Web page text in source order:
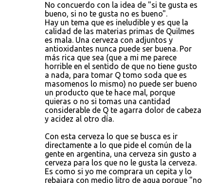
No concuerdo con la idea de "si te gusta es
bueno, si no te gusta no es bueno".
Hay un tema que es ineludible y es que la
calidad de las materias primas de Quilmes
es mala. Una cerveza con adjuntos y
antioxidantes nunca puede ser buena. Por
más rica que sea (que a mi me parece
horrible en el sentido de que no tiene gusto
a nada, para tomar Q tomo soda que es
masomenos lo mismo) no puede ser bueno
un producto que te hace mal, porque
quieras o no si tomas una cantidad
considerable de Q te agarra dolor de cabeza
y acidez al otro día.
Con esta cerveza lo que se busca es ir
directamente a lo que pide el común de la
gente en argentina, una cerveza sin gusto a
cerveza para los que no le gusta la cerveza.
Es como si yo me comprara un cepita y lo
rebajara con medio litro de agua porque "no